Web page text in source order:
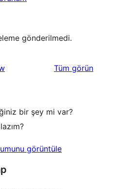
gönderilmedi.
Tüm değerlendirmeleri
görün
bir şey mi var?
görüntüle